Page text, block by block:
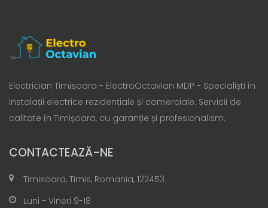
Electrician Timisoara - ElectroOctavian MDP - Specialiști în
instalații electrice rezidențiale și comerciale. Servicii de
calitate în Timișoara, cu garanție și profesionalism.
CONTACTEAZĂ-NE
Timisoara, Timis, Romania, 122453
Luni - Vineri 9-18